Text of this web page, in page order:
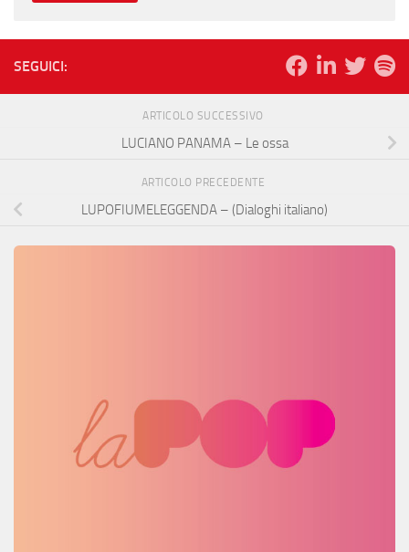
SEGUICI:
ARTICOLO SUCCESSIVO
LUCIANO PANAMA – Le ossa
ARTICOLO PRECEDENTE
LUPOFIUMELEGGENDA – (Dialoghi italiano)